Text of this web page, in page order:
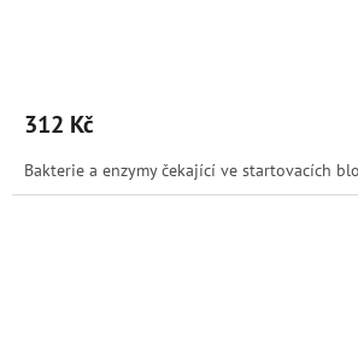
312 Kč
Bakterie a enzymy čekající ve startovacích